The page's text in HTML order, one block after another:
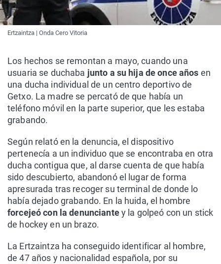
Ertzaintza | Onda Cero Vitoria
Los hechos se remontan a mayo, cuando una
usuaria se duchaba junto a su hija de once años en
una ducha individual de un centro deportivo de
Getxo. La madre se percató de que había un
teléfono móvil en la parte superior, que les estaba
grabando.
Según relató en la denuncia, el dispositivo
pertenecía a un individuo que se encontraba en otra
ducha contigua que, al darse cuenta de que había
sido descubierto, abandonó el lugar de forma
apresurada tras recoger su terminal de donde lo
había dejado grabando. En la huida, el hombre
forcejeó con la denunciantey la golpeó con un stick
de hockey en un brazo.
La Ertzaintza ha conseguido identificar al hombre,
de 47 años y nacionalidad española, por su